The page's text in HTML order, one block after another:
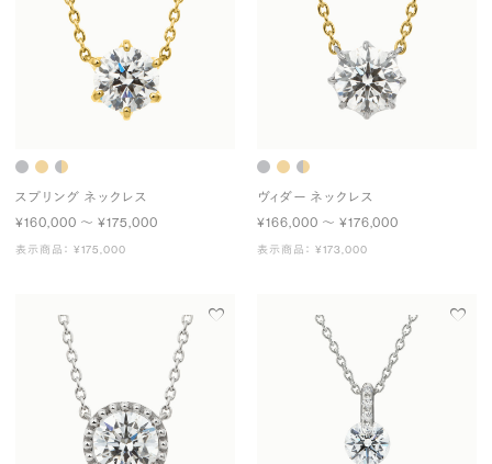
スプリング ネックレス
¥160,000 〜 ¥175,000
表示商品： ¥175,000
ヴィダー ネックレス
¥166,000 〜 ¥176,000
表示商品： ¥173,000